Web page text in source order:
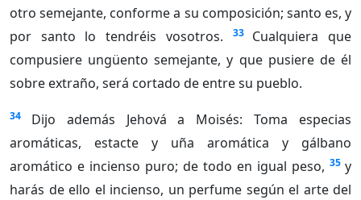
otro semejante, conforme a su composición; santo es, y
por santo lo tendréis vosotros.
33
Cualquiera que
compusiere ungüento semejante, y que pusiere de él
sobre extraño, será cortado de entre su pueblo.
34
Dijo además Jehová a Moisés: Toma especias
aromáticas, estacte y uña aromática y gálbano
aromático e incienso puro; de todo en igual peso, 35 y
harás de ello el incienso, un perfume según el arte del